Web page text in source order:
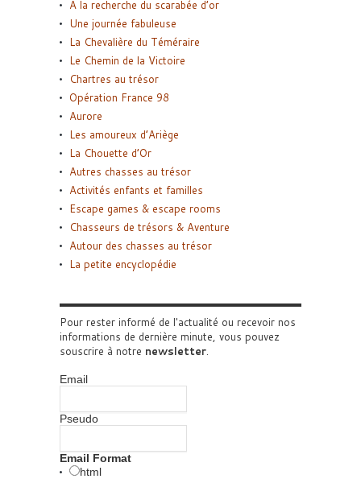
A la recherche du scarabée d’or
Une journée fabuleuse
La Chevalière du Téméraire
Le Chemin de la Victoire
Chartres au trésor
Opération France 98
Aurore
Les amoureux d’Ariège
La Chouette d’Or
Autres chasses au trésor
Activités enfants et familles
Escape games & escape rooms
Chasseurs de trésors & Aventure
Autour des chasses au trésor
La petite encyclopédie
Pour rester informé de l'actualité ou recevoir nos
informations de dernière minute, vous pouvez
souscrire à notre newsletter.
Email
Pseudo
Email Format
html